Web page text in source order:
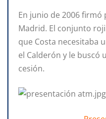
En junio de 2006 firmó
Madrid. El conjunto
que Costa necesitaba
el Calderón y le buscó
cesión.